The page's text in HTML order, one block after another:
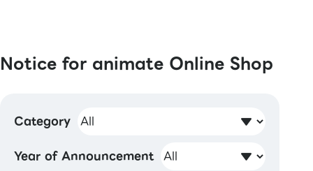
Notice for animate Online Shop
Category
Year of Announcement